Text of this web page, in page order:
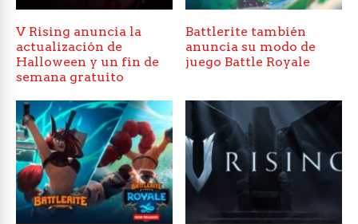
V Rising anuncia la
actualización de
Halloween y un fin de
semana gratuito
Battlerite también
anuncia su modo de
juego Battle Royale